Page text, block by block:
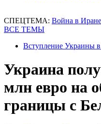
СПЕЦТЕМА: Война в Иране
ВСЕ ТЕМЫ
Вступление Украины
Украина
млн евро на
границы с